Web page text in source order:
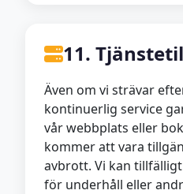
11.
Även om vi strävar
kontinuerlig service
vår webbplats eller
kommer att vara
avbrott. Vi kan
för underhåll eller